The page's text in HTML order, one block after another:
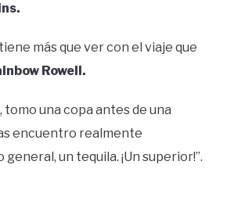
más que ver con el viaje que
Rowell.
tomo una copa antes de una
encuentro realmente
un tequila. ¡Un superior!”.